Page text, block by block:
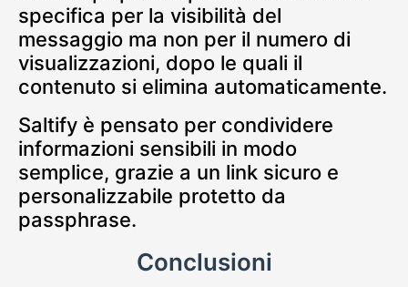
specifica per la visibilità del
messaggio ma non per il numero di
visualizzazioni, dopo le quali il
contenuto si elimina automaticamente.
Saltify è pensato per condividere
informazioni sensibili in modo
semplice, grazie a un link sicuro e
personalizzabile protetto da
passphrase.
Conclusioni